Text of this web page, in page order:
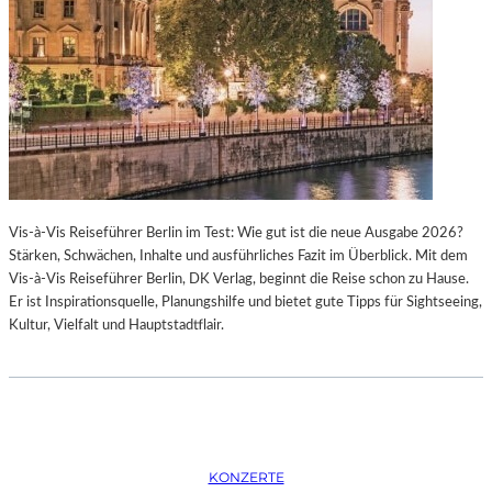
K
T
I
O
N
M
I
T
H
M
B
U
R
O
S
O
P
E
R
I
N
M
Ü
C
H
E
N
P
Vis-à-Vis Reiseführer Berlin im Test: Wie gut ist die neue Ausgabe 2026?
Stärken, Schwächen, Inhalte und ausführliches Fazit im Überblick. Mit dem
Vis-à-Vis Reiseführer Berlin, DK Verlag, beginnt die Reise schon zu Hause.
Er ist Inspirationsquelle, Planungshilfe und bietet gute Tipps für Sightseeing,
Kultur, Vielfalt und Hauptstadtflair.
KONZERTE